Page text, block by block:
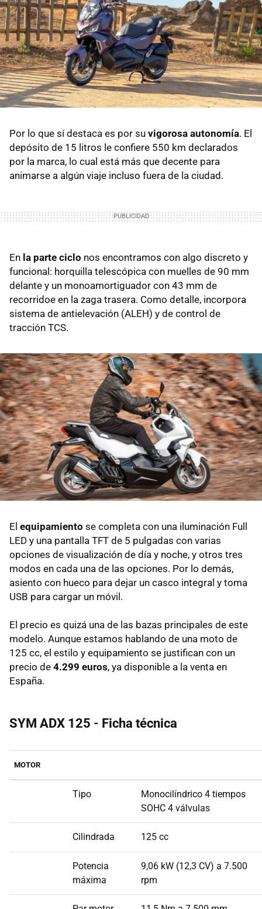
Por lo que sí destaca es por su vigorosa autonomía. El
depósito de 15 litros le confiere 550 km declarados
por la marca, lo cual está más que decente para
animarse a algún viaje incluso fuera de la ciudad.
En la parte ciclo nos encontramos con algo discreto y
funcional: horquilla telescópica con muelles de 90 mm
delante y un monoamortiguador con 43 mm de
recorridoe en la zaga trasera. Como detalle, incorpora
sistema de antielevación (ALEH) y de control de
tracción TCS.
El equipamiento se completa con una iluminación Full
LED y una pantalla TFT de 5 pulgadas con varias
opciones de visualización de día y noche, y otros tres
modos en cada una de las opciones. Por lo demás,
asiento con hueco para dejar un casco integral y toma
USB para cargar un móvil.
El precio es quizá una de las bazas principales de este
modelo. Aunque estamos hablando de una moto de
125 cc, el estilo y equipamiento se justifican con un
precio de 4.299 euros, ya disponible a la venta en
España.
SYM ADX 125 - Ficha técnica
MOTOR
Tipo
Monocilíndrico 4 tiempos
SOHC 4 válvulas
Cilindrada 125 cc
Potencia
máxima
9,06 kW (12,3 CV) a 7.500
rpm